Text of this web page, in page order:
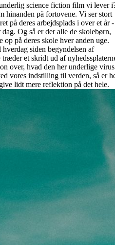
science fiction film vi lever
hinanden på fortovene. Vi ser stort
på deres arbejdsplads i over et år -
Og så er der alle de skolebørn,
på deres skole hver anden uge.
siden begyndelsen af
et skridt ud af
over, hvad den her underlige virus
vores indstilling til verden, så er
lidt mere reflektion på det hele.